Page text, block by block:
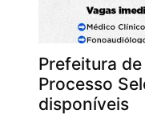
Prefeitura
Processo
disponíveis